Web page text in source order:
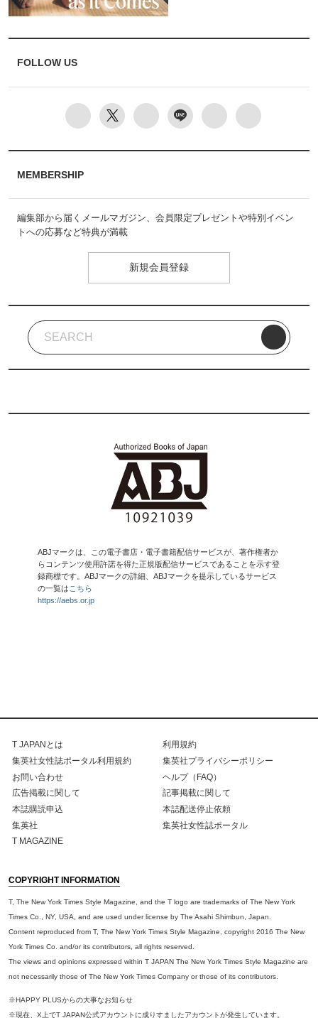
FOLLOW US
MEMBERSHIP
編集部から届くメールマガジン、会員限定プレゼントや特別イベン
トへの応募など特典が満載
新規会員登録
ABJマークは、この電子書店・電子書籍配信サービスが、著作権者か
らコンテンツ使用許諾を得た正規版配信サービスであることを示す登
録商標です。ABJマークの詳細、ABJマークを提示しているサービス
の一覧は こちら
https://aebs.or.jp
T JAPANとは
利用規約
集英社女性誌ポータル利用規約
集英社プライバシーポリシー
お問い合わせ
ヘルプ（FAQ）
広告掲載に関して
記事掲載に関して
本誌購読申込
本誌配送停止依頼
集英社
集英社女性誌ポータル
T MAGAZINE
COPYRIGHT INFORMATION
T, The New York Times Style Magazine, and the T logo are trademarks of The New York
Times Co., NY, USA, and are used under license by The Asahi Shimbun, Japan.
Content reproduced from T, The New York Times Style Magazine, copyright 2016 The New
York Times Co. and/or its contributors, all rights reserved.
The views and opinions expressed within T JAPAN The New York Times Style Magazine are
not necessarily those of The New York Times Company or those of its contributors.
※HAPPY PLUSからの大事なお知らせ
※現在、X上でT JAPAN公式アカウントに成りすましたアカウントが発生しています。